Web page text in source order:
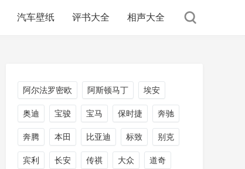
汽车壁纸 评书大全 相声大全
阿尔法罗密欧 阿斯顿马丁 埃安
奥迪 宝骏 宝马 保时捷 奔驰
奔腾 本田 比亚迪 标致 别克
宾利 长安 传祺 大众 道奇